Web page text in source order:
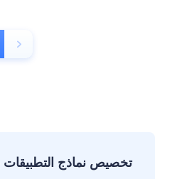
تخصيص نماذج التطبيقات